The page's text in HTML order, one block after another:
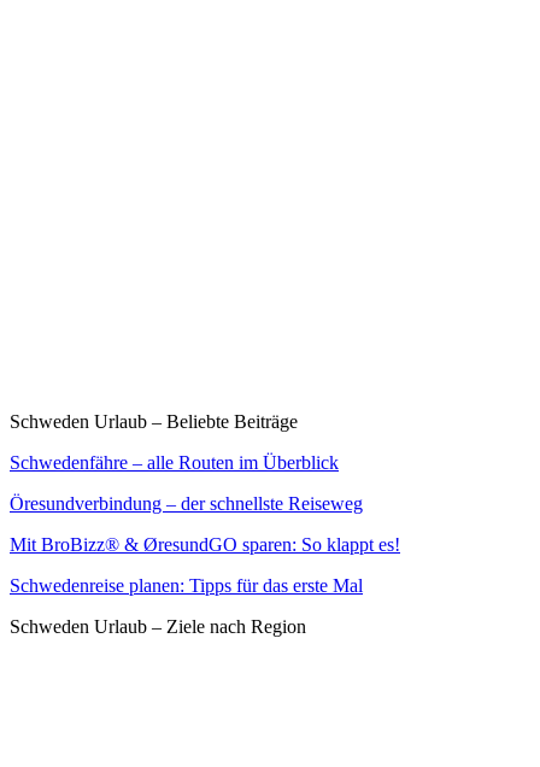
Schweden Urlaub – Beliebte Beiträge
Schwedenfähre – alle Routen im Überblick
Öresundverbindung – der schnellste Reiseweg
Mit BroBizz® & ØresundGO sparen: So klappt es!
Schwedenreise planen: Tipps für das erste Mal
Schweden Urlaub – Ziele nach Region